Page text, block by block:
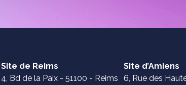
Site de Reims
4, Bd de la Paix - 51100 - Reims
Site d’Amiens
6, Rue des